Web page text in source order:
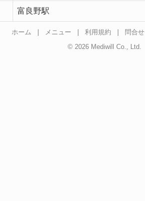
富良野駅
ホーム メニュー 利用規約 問合せ
© 2026 Mediwill Co., Ltd.